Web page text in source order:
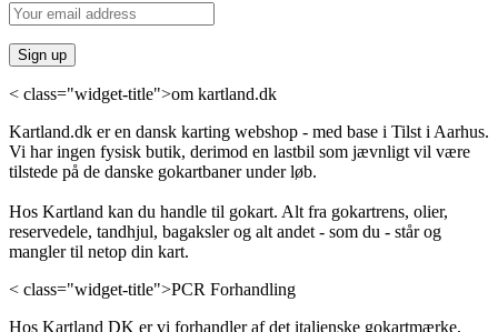
< class="widget-title">om kartland.dk
Kartland.dk er en dansk karting webshop - med base i Tilst i Aarhus.
Vi har ingen fysisk butik, derimod en lastbil som jævnligt vil være
tilstede på de danske gokartbaner under løb.
Hos Kartland kan du handle til gokart. Alt fra gokartrens, olier,
reservedele, tandhjul, bagaksler og alt andet - som du - står og
mangler til netop din kart.
< class="widget-title">PCR Forhandling
Hos Kartland DK er vi forhandler af det italienske gokartmærke,